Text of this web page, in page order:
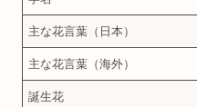
主な花言葉（日本）
主な花言葉（海外）
誕生花